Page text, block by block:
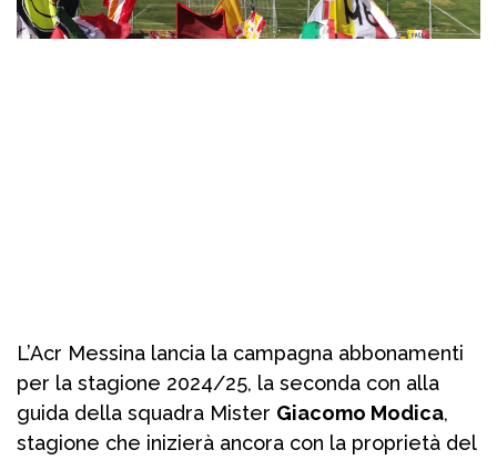
L’Acr Messina lancia la campagna abbonamenti
per la stagione 2024/25, la seconda con alla
guida della squadra Mister Giacomo Modica,
stagione che inizierà ancora con la proprietà del